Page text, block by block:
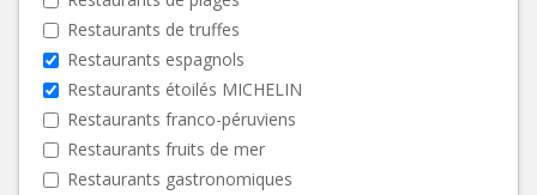
Restaurants de truffes
Restaurants espagnols
Restaurants étoilés MICHELIN
Restaurants franco-péruviens
Restaurants fruits de mer
Restaurants gastronomiques